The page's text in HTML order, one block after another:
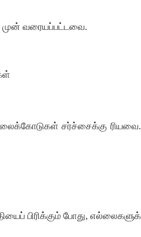
முன் வரையப்பட்டவை.
எல்லைக்கோடுகள் சர்ச்சைக்கு
பிரிக்கும் போது,